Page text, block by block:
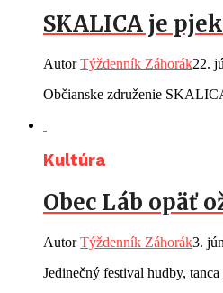
SKALICA je
AutorTýždenník Záhorák22.
Občianske združenie
Kultúra
Obec Láb opäť
AutorTýždenník Záhorák3.
Jedinečný festival hudby,